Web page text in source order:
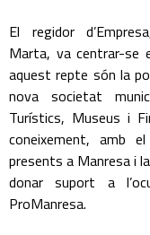
El regidor
Marta, va centrar-se
aquest repte són la
nova societat
Turístics, Museus i
coneixement, amb
presents a Manresa i
donar suport a
ProManresa.